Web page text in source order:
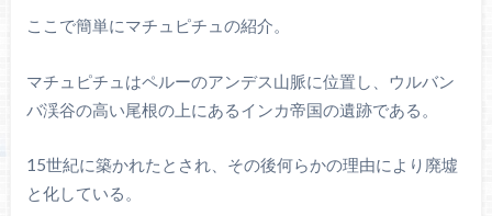
ここで簡単にマチュピチュの紹介。
マチュピチュはペルーのアンデス山脈に位置し、ウルバン
バ渓谷の高い尾根の上にあるインカ帝国の遺跡である。
15世紀に築かれたとされ、その後何らかの理由により廃墟
と化している。